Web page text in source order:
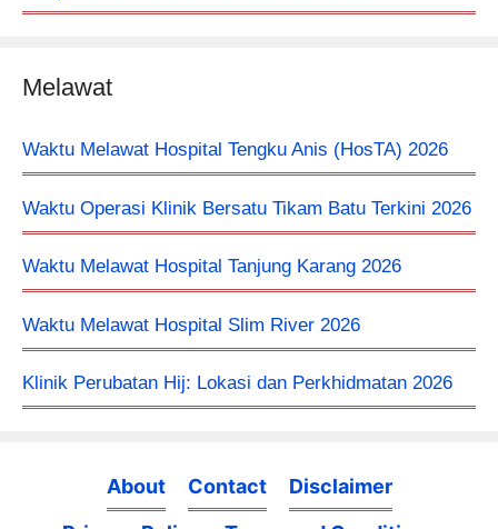
Melawat
Waktu Melawat Hospital Tengku Anis (HosTA) 2026
Waktu Operasi Klinik Bersatu Tikam Batu Terkini 2026
Waktu Melawat Hospital Tanjung Karang 2026
Waktu Melawat Hospital Slim River 2026
Klinik Perubatan Hij: Lokasi dan Perkhidmatan 2026
About Contact
Disclaimer